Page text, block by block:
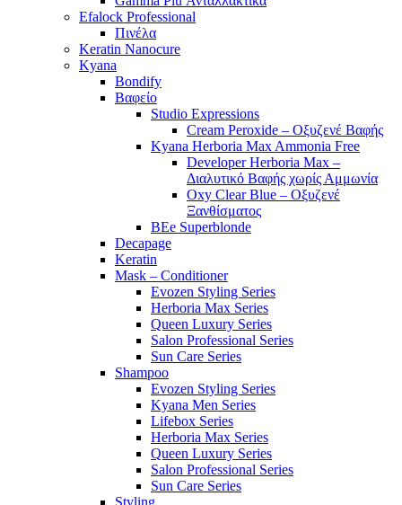
Efalock Professional
Πινέλα
Keratin Nanocure
Kyana
Bondify
Βαφείο
Studio Expressions
Cream Peroxide – Οξυζενέ Βαφής
Kyana Herboria Max Ammonia Free
Developer Herboria Max –
Διαλυτικό Βαφής χωρίς Αμμωνία
Oxy Clear Blue – Οξυζενέ
Ξανθίσματος
BEe Superblonde
Decapage
Keratin
Mask – Conditioner
Evozen Styling Series
Herboria Max Series
Queen Luxury Series
Salon Professional Series
Sun Care Series
Shampoo
Evozen Styling Series
Kyana Men Series
Lifebox Series
Herboria Max Series
Queen Luxury Series
Salon Professional Series
Sun Care Series
Styling